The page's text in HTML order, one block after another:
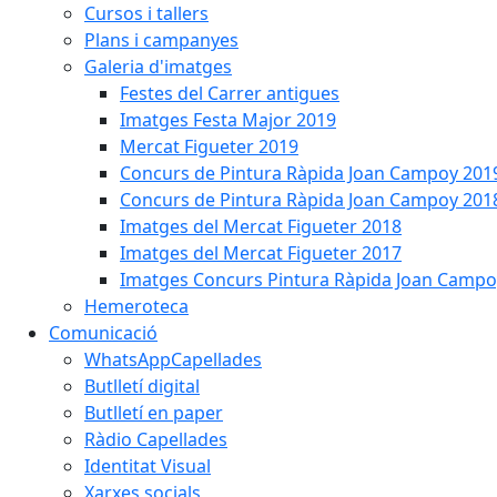
Cursos i tallers
Plans i campanyes
Galeria d'imatges
Festes del Carrer antigues
Imatges Festa Major 2019
Mercat Figueter 2019
Concurs de Pintura Ràpida Joan Campoy
Concurs de Pintura Ràpida Joan Campoy
Imatges del Mercat Figueter 2018
Imatges del Mercat Figueter 2017
Imatges Concurs Pintura Ràpida Joan
Hemeroteca
Comunicació
WhatsAppCapellades
Butlletí digital
Butlletí en paper
Ràdio Capellades
Identitat Visual